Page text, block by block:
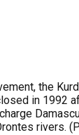
the
in 1992
rivers.